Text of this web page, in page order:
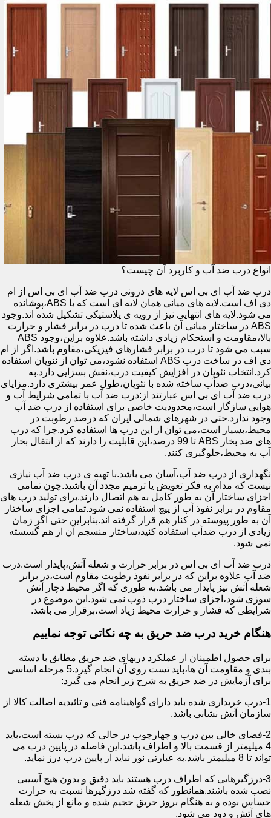
انواع درب ضد آب و کاربرد آن چیست؟
درب ضد آب ای بی اس لایه های درونی درب ضد آب ای بی اس از ام
دی اف است.لایه های میانی همان لایه ای است که با ABS،پوشانده
می شود.لایه های انتهایی نیز از رویه ی پلاستیکی تشکیل شده اند.وجود
ABS در ساختار میانی آن باعث شده تا درب در برابر فشار و حرارت
بالا،مقاومت و استحکام زیادی داشته باشد.علاوه براین،وجود ABS
سبب می شود تا درب در برابر فشارهای فیزیکی،مقاوم باشد.اگر از ام
دی اف در ساخت درب ABS استفاده نشود،می توان از نئوپان استفاده
کرد.انتخاب نئوپان در افزایش کیفیت درب،نقش بسزایی دارد.به
بیانی،درب ضدآب ساخته شده با نئوپان،طول عمر بیشتری دارد.مزایای
درب ضد آب ای بی اس عبارتند از:درب ضد آب با تمامی شرایط آب و
هوایی سازگار است،محدودیت خاصی برای استفاده از درب ضد آب
وجود ندارد.حتی در شهرهای شمالی ایران که درصد رطوبت در
محیط،بسیار است،می توان از این درب ها استفاده کرد.چرا که درب
های ضد بخار ABS تا 99 درصد،این قابلیت را دارند که از انتقال بخار
آب به محیط،جلوگیری کنند.
نگهداری از درب ضد آب،آسان می باشد.با تهیه ی درب ضد آب نیازی
نیست که مدام به فکر تعویض یا ترمیم مجدد آن باشید.چون تمامی
اجزای ساختار آن به طور کامل به هم اتصال دارند.برای تولید درب های
مقاوم در برابر نفوذ آب از پیچ استفاده نمی شود.تمامی اجزای ساختار
آن به طور پیوسته در کنار هم قرار گرفته اند.بنابراین حتی اگر زمان
زیادی از درب ضدآب استفاده کنید،ساختار منسجم آن از هم گسسته
نمی شود.
درب ضد آب ای بی اس در برابر حرارت و شعله آتش،پایدار است.درب
ضد آب علاوه براین که در برابر نفوذ رطوبت مقاوم است،در برابر
شعله آتش نیز پایدار می باشد.به طوری که اگر محیط دچار آتش
سوزی شود،اجزای ساختار درب ذوب نمی شود.این موضوع در
شرایطی که فشار و حرارت محیط زیاد است،برقرار می باشد.
هنگام خرید درب ضد حریق به چه نکاتی توجه نماییم
برای حصول اطمینان از عملکرد دربهای ضد حریق مطابق با دسته
بندی و مقاومت آن ها،باید تست روی آن انجام گیرد.5 مرحله اساسی
برای آزمایش در ضد حریق به شرح زیر انجام می گیرد:
1-درب خریداری شده باید دارای گواهینامه فنی و تائیدیه اصالت کالا از
سازمان آتش نشانی باشد.
2-فضای خالی بین درب و چهارچوب در حالی که درب بسته است،باید
4 میلیمتر از قسمت بالا و اطراف باشد.این فاصله در پایین درب می
تواند تا 8 میلیمتر باشد.به عبارتی نور نباید از پایین درب درز نماید.
3-درزگیرهایی که اطراف درب هستند باید دقیق و بدون هیچ آسیبی
نصب شده باشند.همانطور که گفته شد درزگیرها نسبت به حرارت
حساس بوده و به هنگام بروز حریق حجیم شده و مانع از پخش شعله
های آتش و دود می شود.